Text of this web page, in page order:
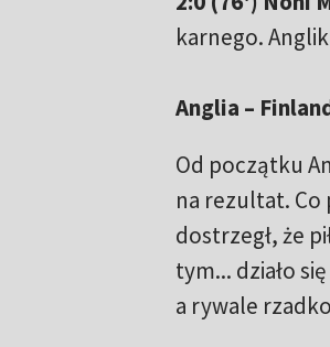
karnego.
Anglia –
Od początku
na rezultat. Co
dostrzegł, że
tym... działo
a rywale